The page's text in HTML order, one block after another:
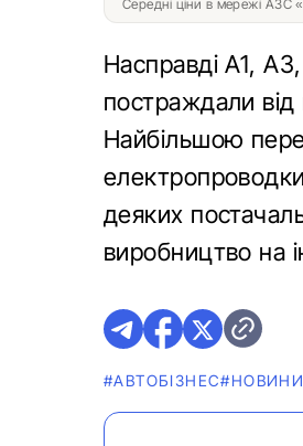
Середні ціни в мережі АЗС
Насправді A1,
постраждали від
Найбільшою
деяких
виробництво на
#АВТОБІЗНЕС